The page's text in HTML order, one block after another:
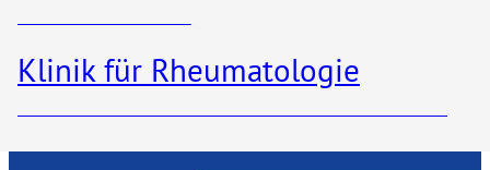
Klinik für Rheumatologie
Kooperationen